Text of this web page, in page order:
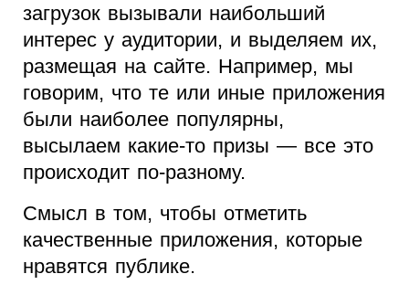
загрузок вызывали наибольший
интерес у аудитории, и выделяем их,
размещая на сайте. Например, мы
говорим, что те или иные приложения
были наиболее популярны,
высылаем какие-то призы — все это
происходит по-разному.
Смысл в том, чтобы отметить
качественные приложения, которые
нравятся публике.